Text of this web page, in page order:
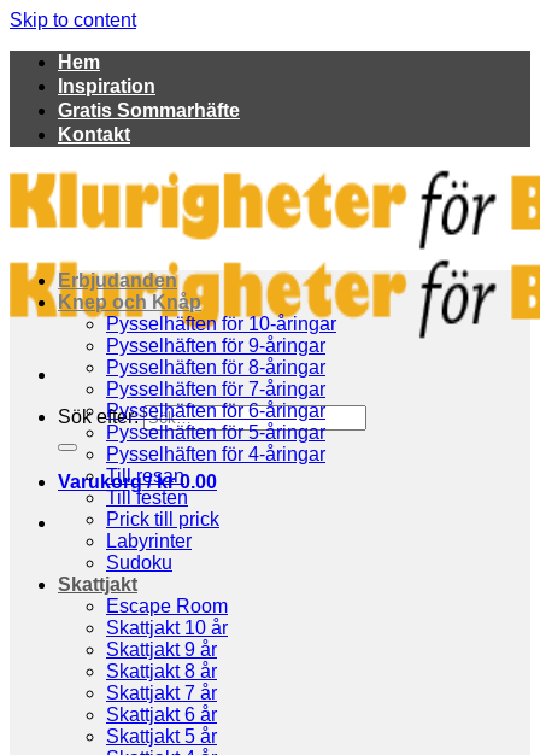
Skip to content
Hem
Inspiration
Gratis Sommarhäfte
Kontakt
Sök efter:
Varukorg /kr0.00
Erbjudanden
Knep och Knåp
Pysselhäften för 10-åringar
Pysselhäften för 9-åringar
Pysselhäften för 8-åringar
Pysselhäften för 7-åringar
Pysselhäften för 6-åringar
Pysselhäften för 5-åringar
Pysselhäften för 4-åringar
Till resan
Till festen
Prick till prick
Labyrinter
Sudoku
Skattjakt
Escape Room
Skattjakt 10 år
Skattjakt 9 år
Skattjakt 8 år
Skattjakt 7 år
Skattjakt 6 år
Skattjakt 5 år